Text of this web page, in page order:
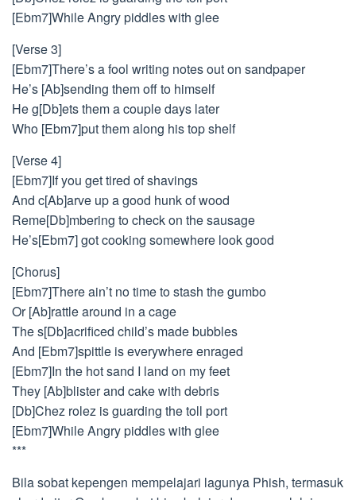
[Ebm7]While Angry piddles with glee
[Verse 3]
[Ebm7]There’s a fool writing notes out on sandpaper
He’s [Ab]sending them off to himself
He g[Db]ets them a couple days later
Who [Ebm7]put them along his top shelf
[Verse 4]
[Ebm7]If you get tired of shavings
And c[Ab]arve up a good hunk of wood
Reme[Db]mbering to check on the sausage
He’s[Ebm7] got cooking somewhere look good
[Chorus]
[Ebm7]There ain’t no time to stash the gumbo
Or [Ab]rattle around in a cage
The s[Db]acrificed child’s made bubbles
And [Ebm7]spittle is everywhere enraged
[Ebm7]In the hot sand I land on my feet
They [Ab]blister and cake with debris
[Db]Chez rolez is guarding the toll port
[Ebm7]While Angry piddles with glee
***
Bila sobat kepengen mempelajari lagunya Phish, termasuk